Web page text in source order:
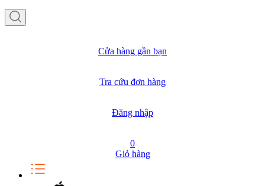
Cửa hàng gần bạn
Tra cứu đơn hàng
Đăng nhập
0
Giỏ hàng